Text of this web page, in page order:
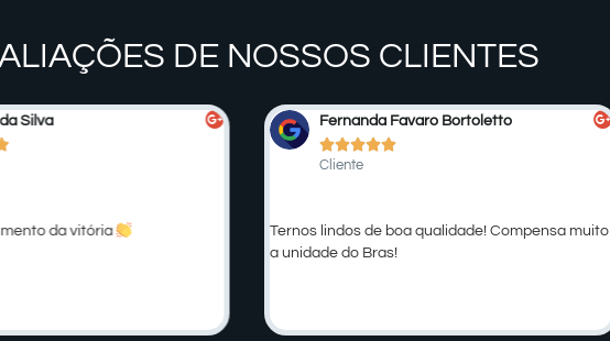
DE NOSSOS CLIENTES
Silva
da vitória
Fernanda Favaro Bortoletto

Cliente
Ternos lindos de boa qualidade! Compensa muito
a unidade do Bras!